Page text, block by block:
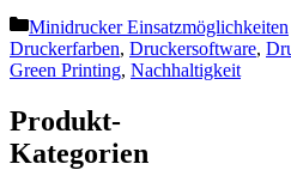
Kategorien
Minidrucker Einsatzmöglichkeiten
Druckerfarben, Druckersoftware,
Green Printing, Nachhaltigkeit
Produkt-
Kategorien